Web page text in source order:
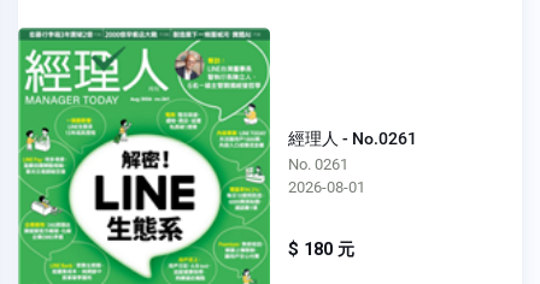
經理人 - No.0261
No. 0261
2026-08-01
$ 180 元